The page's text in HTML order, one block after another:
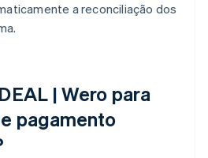
a reconciliação dos
| Wero para
pagamento